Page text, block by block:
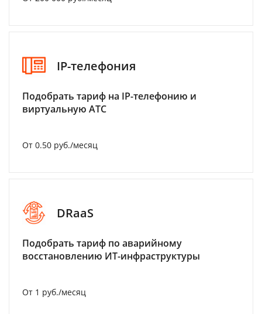
IP-телефония
Подобрать тариф на IP-телефонию и
виртуальную АТС
От 0.50 руб./месяц
DRaaS
Подобрать тариф по аварийному
восстановлению ИТ-инфраструктуры
От 1 руб./месяц